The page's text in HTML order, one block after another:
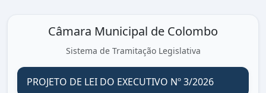
Câmara Municipal de Colombo
Sistema de Tramitação Legislativa
PROJETO DE LEI DO EXECUTIVO Nº 3/2026